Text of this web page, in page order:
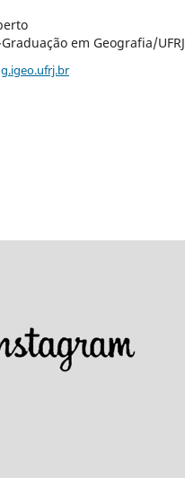
em Geografia/UFRJ